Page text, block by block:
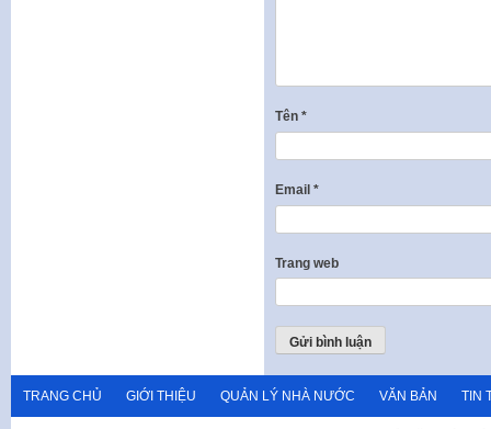
Tên *
Email *
Trang web
TRANG CHỦ GIỚI THIỆU QUẢN LÝ NHÀ NƯỚC VĂN BẢN TIN